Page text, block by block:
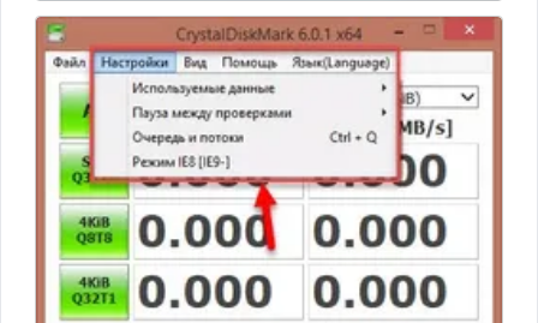
вышел в июне 2018 года.